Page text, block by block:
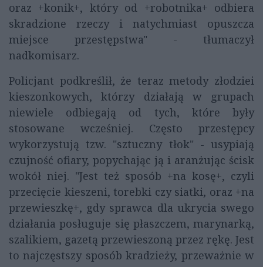
oraz +konik+, który od +robotnika+ odbiera
skradzione rzeczy i natychmiast opuszcza
miejsce przestępstwa" - tłumaczył
nadkomisarz.
Policjant podkreślił, że teraz metody złodziei
kieszonkowych, którzy działają w grupach
niewiele odbiegają od tych, które były
stosowane wcześniej. Często przestępcy
wykorzystują tzw. "sztuczny tłok" - usypiają
czujność ofiary, popychając ją i aranżując ścisk
wokół niej. "Jest też sposób +na kosę+, czyli
przecięcie kieszeni, torebki czy siatki, oraz +na
przewieszkę+, gdy sprawca dla ukrycia swego
działania posługuje się płaszczem, marynarką,
szalikiem, gazetą przewieszoną przez rękę. Jest
to najczęstszy sposób kradzieży, przeważnie w